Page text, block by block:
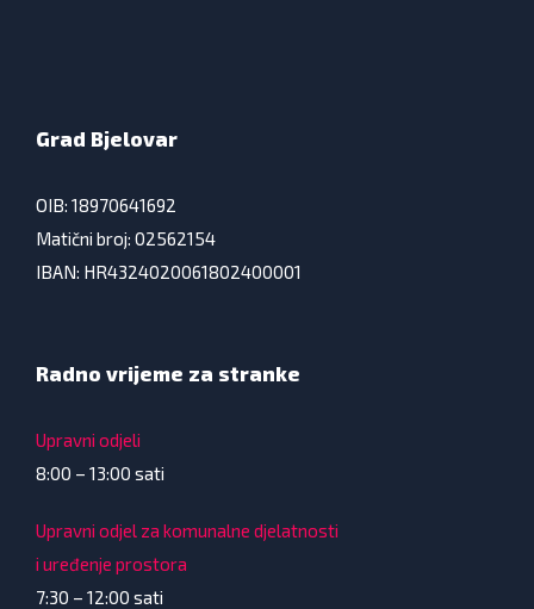
Grad Bjelovar
OIB: 18970641692
Matični broj: 02562154
IBAN: HR4324020061802400001
Radno vrijeme za stranke
Upravni odjeli
8:00 – 13:00 sati
Upravni odjel za komunalne djelatnosti
i uređenje prostora
7:30 – 12:00 sati